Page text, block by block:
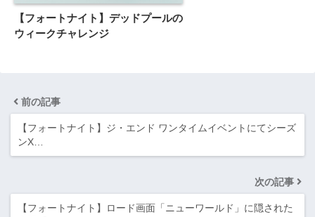
【フォートナイト】デッドプールの
ウィークチャレンジ
前の記事
【フォートナイト】ジ・エンド ワンタイムイベントにてシーズ
ンX…
次の記事
【フォートナイト】ロード画面「ニューワールド」に隠された